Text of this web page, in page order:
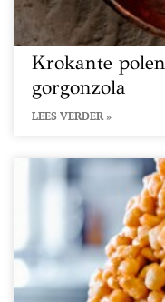
Krokante
gorgonzola
LEES VERDER »